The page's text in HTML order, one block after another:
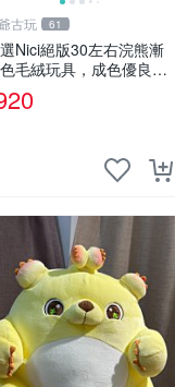
古玩 61
Nici絕版30左右浣熊漸
毛絨玩具，成色優良伴
原廠牌標 浣熊 玩具 毛絨